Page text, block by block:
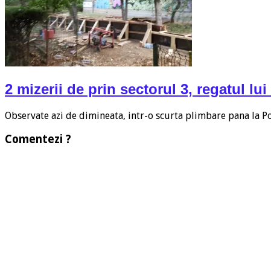
2 mizerii de prin sectorul 3, regatul lui
Observate azi de dimineata, intr-o scurta plimbare pana la
Comentezi ?